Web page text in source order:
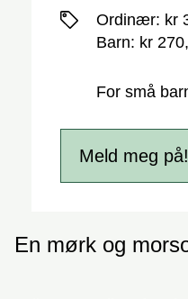
Ordinær: kr
Barn: kr
For små
Meld meg på!
En mørk og